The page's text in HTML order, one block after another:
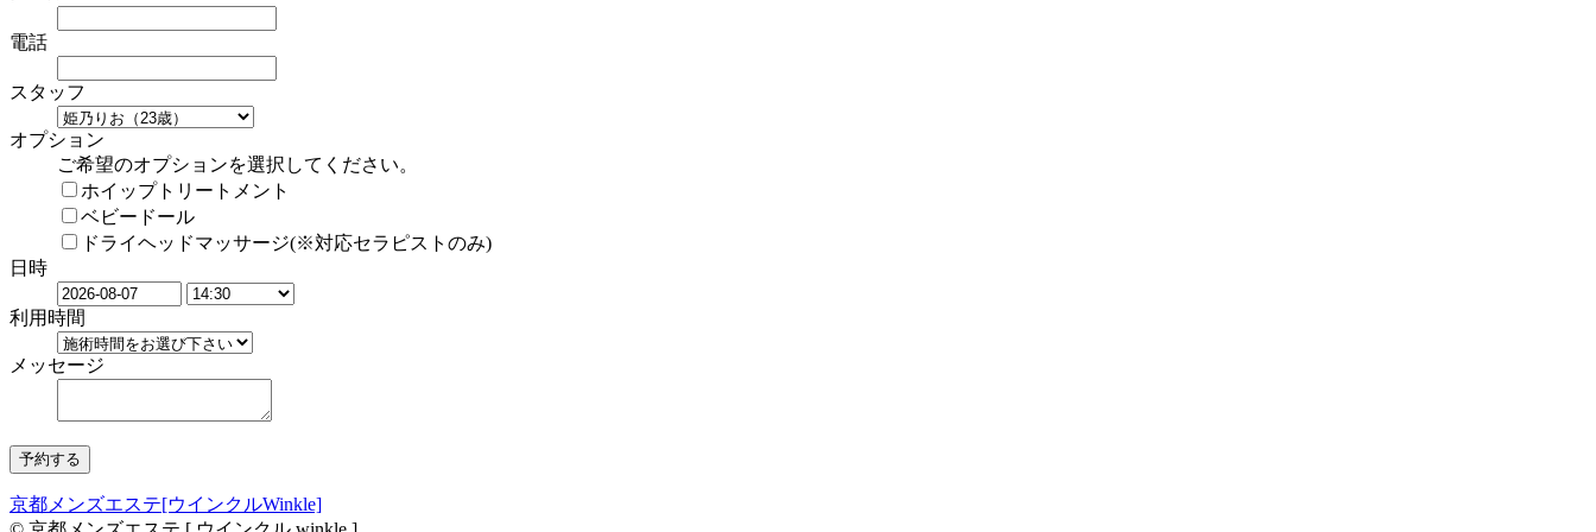
電話
スタッフ
オプション
ご希望のオプションを選択してください。
ホイップトリートメント
ベビードール
ドライヘッドマッサージ(※対応セラピストのみ)
日時
利用時間
メッセージ
京都メンズエステ[ウインクルWinkle]